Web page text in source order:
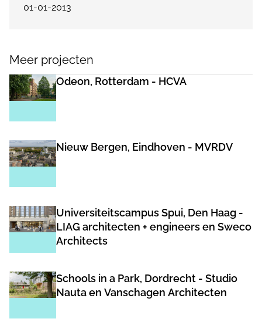
01-01-2013
Meer projecten
Odeon, Rotterdam - HCVA
Nieuw Bergen, Eindhoven - MVRDV
Universiteitscampus Spui, Den Haag -
LIAG architecten + engineers en Sweco
Architects
Schools in a Park, Dordrecht - Studio
Nauta en Vanschagen Architecten